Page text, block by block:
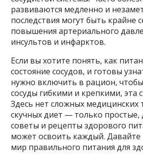
развиваются медленно и
последствия могут быть крайне
повышения артериального
инсультов и инфарктов.
Если вы хотите понять, как
состояние сосудов, и готовы
нужно включить в рацион,
сосуды гибкими и крепкими, эта
Здесь нет сложных медицинских
скучных диет — только простые,
советы и рецепты здорового
может освоить каждый. Давайте
мир правильного питания для